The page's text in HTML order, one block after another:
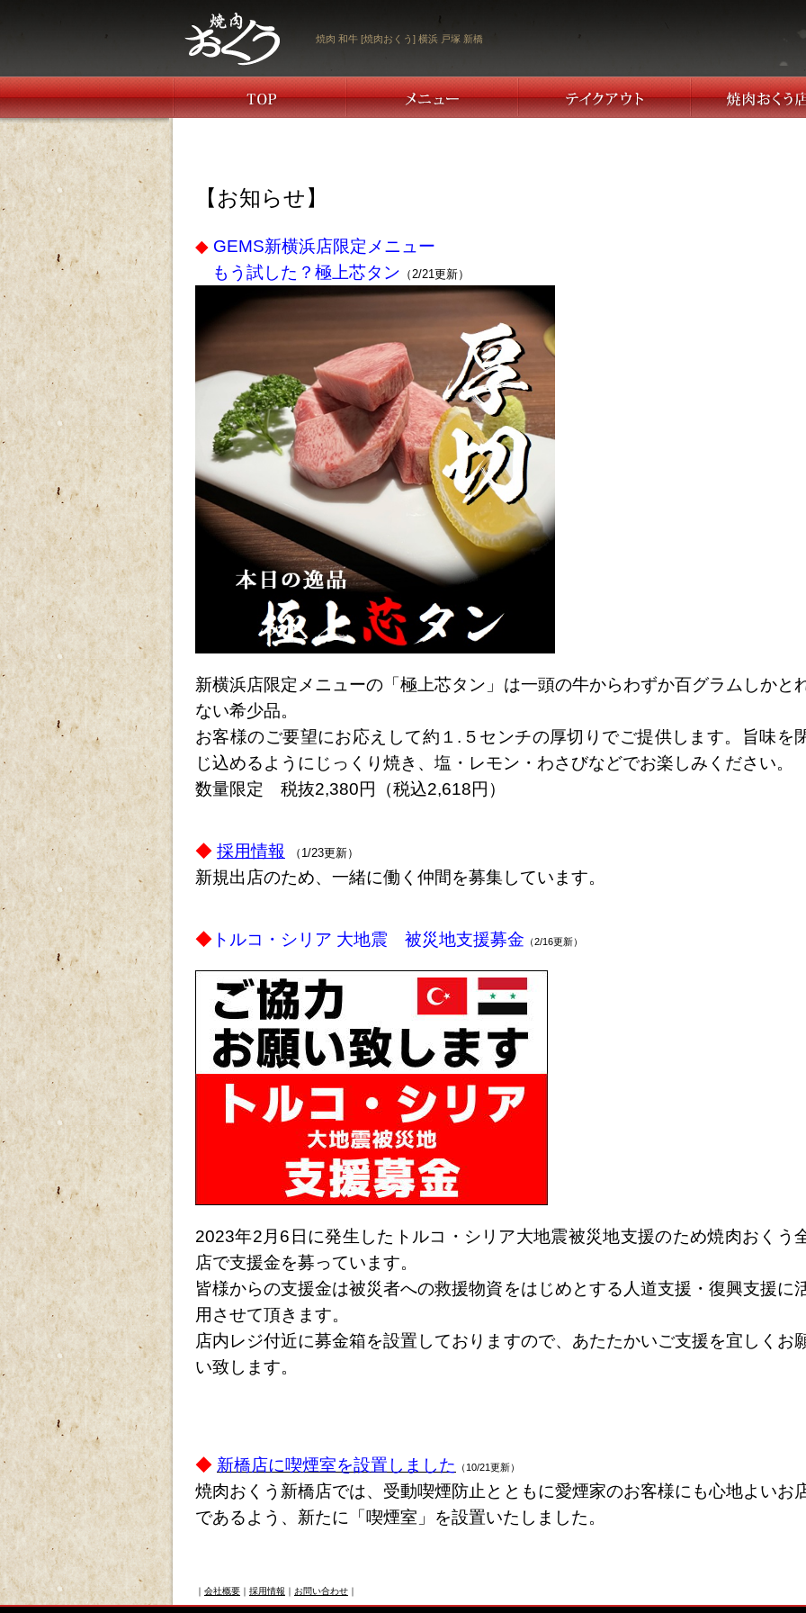
焼肉 和牛 [焼肉おくう] 横浜 戸塚 新橋
【お知らせ】
◆ GEMS新横浜店限定メニュー
もう試した？極上芯タン （2/21更新）
新横浜店限定メニューの「極上芯タン」は一頭の牛からわずか百グラムしかと
ない希少品。
お客様のご要望にお応えして約１.５センチの厚切りでご提供します。旨味を
じ込めるようにじっくり焼き、塩・レモン・わさびなどでお楽しみください。
数量限定 税抜2,380円（税込2,618円）
◆ 採用情報 （1/23更新）
新規出店のため、一緒に働く仲間を募集しています。
◆ トルコ・シリア 大地震 被災地支援募金 （2/16更新）
2023年2月6日に発生したトルコ・シリア大地震被災地支援のため焼肉おくう
店で支援金を募っています。
皆様からの支援金は被災者への救援物資をはじめとする人道支援・復興支援に
用させて頂きます。
店内レジ付近に募金箱を設置しておりますので、あたたかいご支援を宜しくお
い致します。
◆ 新橋店に喫煙室を設置しました （10/21更新）
焼肉おくう新橋店では、受動喫煙防止とともに愛煙家のお客様にも心地よいお
であるよう、新たに「喫煙室」を設置いたしました。
｜ 会社概要 ｜ 採用情報 ｜ お問い合わせ ｜